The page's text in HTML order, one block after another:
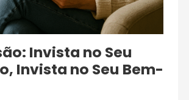
Invista no Seu
Invista no Seu Bem-